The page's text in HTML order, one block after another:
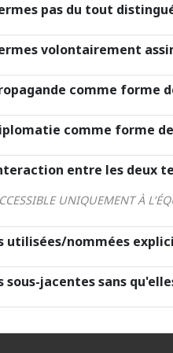
pas du tout
volontairement
comme forme
comme forme
entre les deux
UNIQUEMENT À
utilisées/nommées
sous-jacentes sans